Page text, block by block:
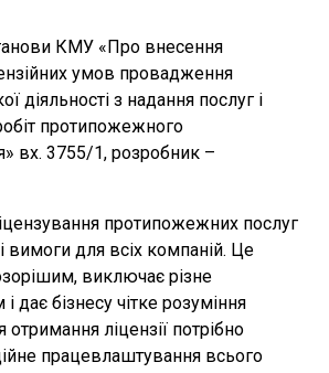
КМУ «Про внесення
умов провадження
діяльності з надання послуг і
протипожежного
вх. 3755/1, розробник –
протипожежних послуг
вимоги для всіх компаній. Це
виключає різне
дає бізнесу чітке розуміння
ліцензії потрібно
працевлаштування всього